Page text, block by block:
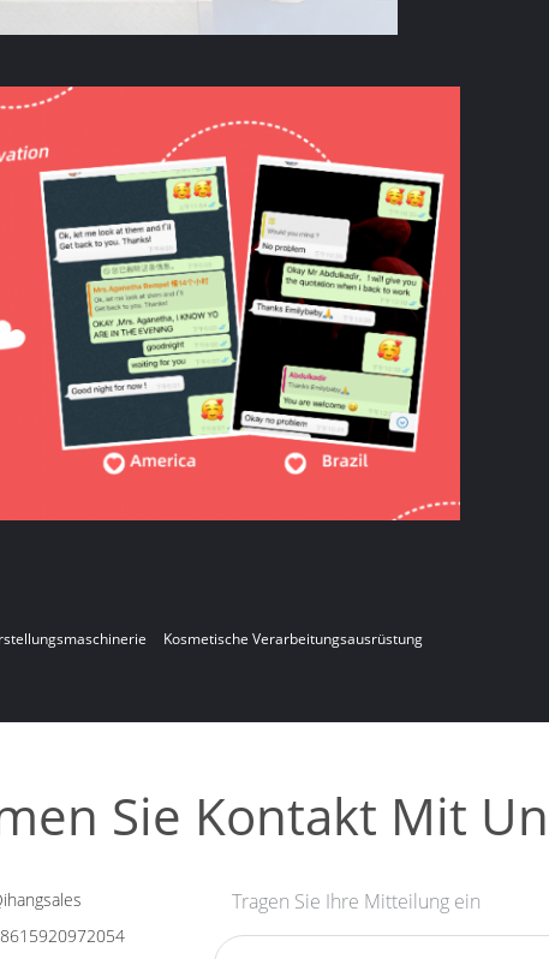
Kosmetische Verarbeitungsausrüstung
Sie Kontakt Mit
Tragen Sie Ihre Mitteilung ein